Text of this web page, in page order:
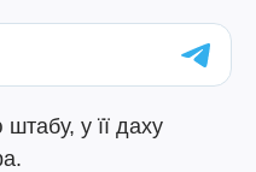
у її даху